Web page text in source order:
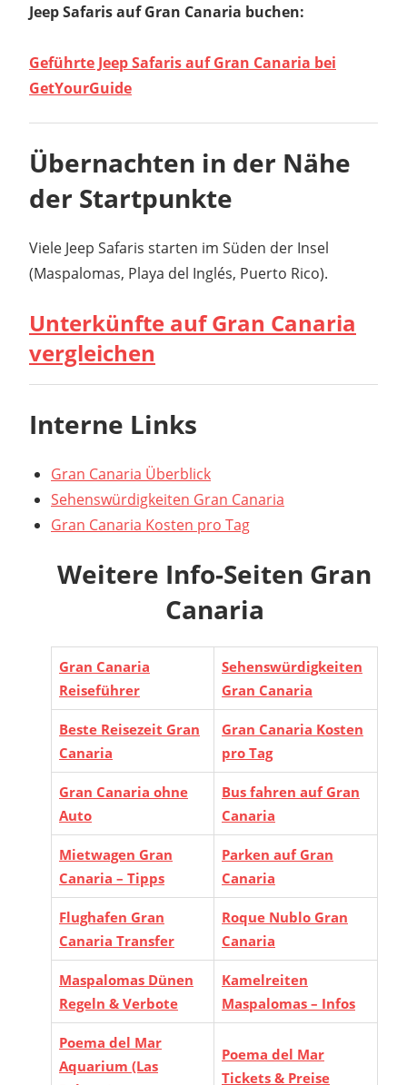
Jeep Safaris auf Gran Canaria buchen:
Geführte Jeep Safaris auf Gran Canaria bei
GetYourGuide
Übernachten in der Nähe
der Startpunkte
Viele Jeep Safaris starten im Süden der Insel
(Maspalomas, Playa del Inglés, Puerto Rico).
Unterkünfte auf Gran Canaria
vergleichen
Interne Links
Gran Canaria Überblick
Sehenswürdigkeiten Gran Canaria
Gran Canaria Kosten pro Tag
Weitere Info-Seiten Gran
Canaria
Gran Canaria
Reiseführer
Sehenswürdigkeiten
Gran Canaria
Beste Reisezeit Gran
Canaria
Gran Canaria Kosten
pro Tag
Gran Canaria ohne
Auto
Bus fahren auf Gran
Canaria
Mietwagen Gran
Canaria – Tipps
Parken auf Gran
Canaria
Flughafen Gran
Canaria Transfer
Roque Nublo Gran
Canaria
Maspalomas Dünen
Regeln & Verbote
Kamelreiten
Maspalomas – Infos
Poema del Mar
Aquarium (Las
Poema del Mar
Tickets & Preise